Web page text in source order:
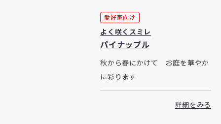
愛好家向け
よく咲くスミレ
パイナップル
秋から春にかけて お庭を華やか
に彩ります
詳細をみる